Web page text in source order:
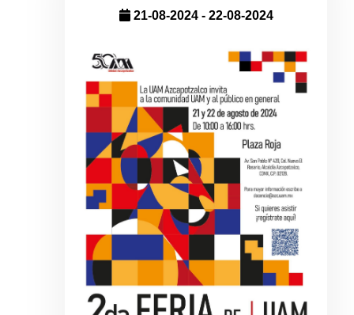
21-08-2024 - 22-08-2024